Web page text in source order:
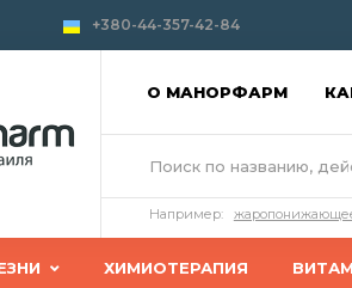
+380-44-357-42-84
О МАНОРФАРМ
Например:
ХИМИОТЕРАПИЯ